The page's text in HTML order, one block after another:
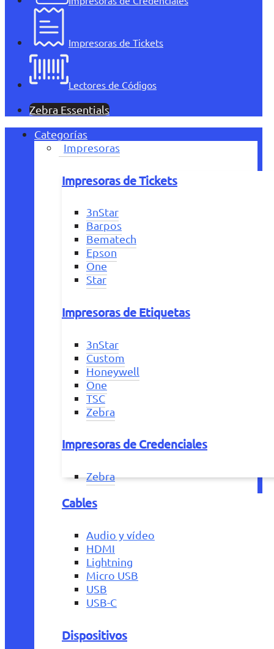
Impresoras de Tickets
Lectores de Códigos
Zebra Essentials
Categorías
Impresoras
Impresoras de Tickets
3nStar
Barpos
Bematech
Epson
One
Star
Impresoras de Etiquetas
3nStar
Custom
Honeywell
One
TSC
Zebra
Impresoras de Credenciales
Zebra
Cables
Audio y vídeo
HDMI
Lightning
Micro USB
USB
USB-C
Dispositivos